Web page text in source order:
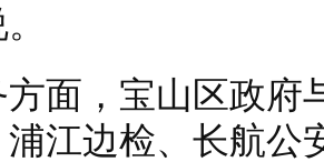
面，宝山区政府
江边检、长航公